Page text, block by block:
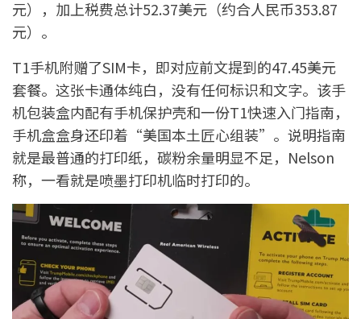
元），加上税费总计52.37美元（约合人民币353.87
元）。
T1手机附赠了SIM卡，即对应前文提到的47.45美元
套餐。这张卡通体纯白，没有任何标识和文字。该手
机包装盒内配有手机保护壳和一份T1快速入门指南，
手机盒盒身还印着“美国本土匠心组装”。说明指南
就是最普通的打印纸，碳粉余量明显不足，Nelson
称，一看就是喷墨打印机临时打印的。